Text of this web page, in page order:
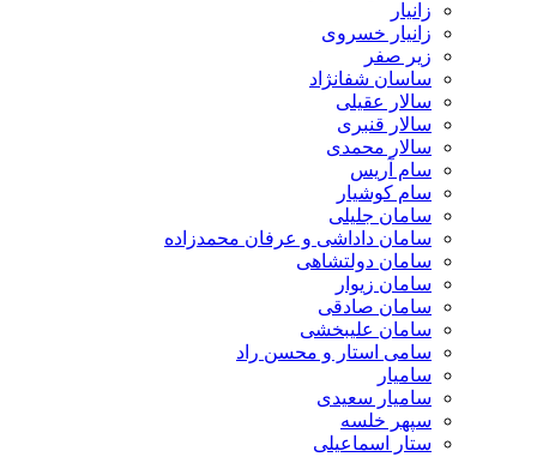
زانیار خسروی
زیر صفر
ساسان شفانژاد
سالار عقیلی
سالار قنبری
سالار محمدی
سام آریس
سام کوشیار
سامان جلیلی
سامان داداشی و عرفان محمدزاده
سامان دولتشاهی
سامان زیوار
سامان صادقی
سامان علیبخشی
سامی استار و محسن راد
سامیار
سامیار سعیدی
سپهر خلسه
ستار اسماعیلی